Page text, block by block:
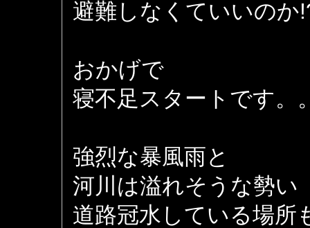
避難しなくていいのか
おかげで
寝不足スタートです。
強烈な暴風雨と
河川は溢れそうな勢い
道路冠水している場所